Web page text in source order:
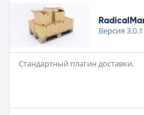
Версия 3.0.1
Стандартный плагин доставки.